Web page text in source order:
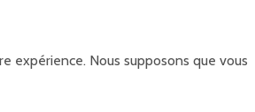
expérience. Nous supposons que vous